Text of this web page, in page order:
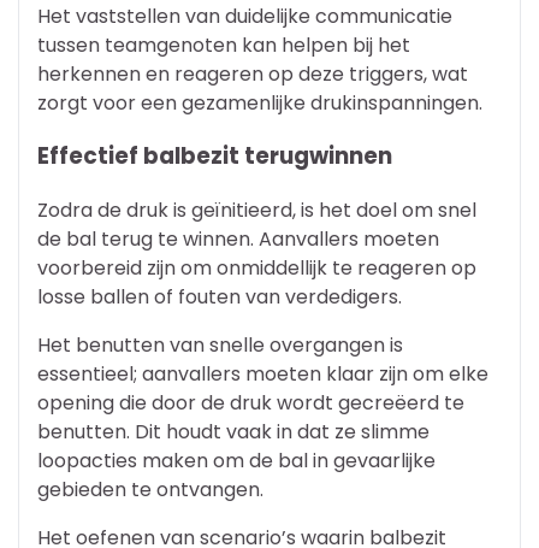
Het vaststellen van duidelijke communicatie
tussen teamgenoten kan helpen bij het
herkennen en reageren op deze triggers, wat
zorgt voor een gezamenlijke drukinspanningen.
Effectief balbezit terugwinnen
Zodra de druk is geïnitieerd, is het doel om snel
de bal terug te winnen. Aanvallers moeten
voorbereid zijn om onmiddellijk te reageren op
losse ballen of fouten van verdedigers.
Het benutten van snelle overgangen is
essentieel; aanvallers moeten klaar zijn om elke
opening die door de druk wordt gecreëerd te
benutten. Dit houdt vaak in dat ze slimme
loopacties maken om de bal in gevaarlijke
gebieden te ontvangen.
Het oefenen van scenario’s waarin balbezit